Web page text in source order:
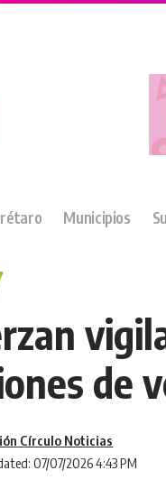
Municipios
de
07/07/2026 4:43 PM
Círculo Noticias